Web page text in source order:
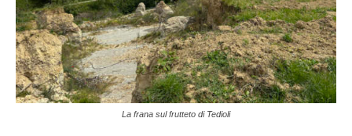
La frana sul frutteto di Tedioli